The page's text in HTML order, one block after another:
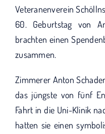
Veteranenverein
60. Geburtstag von
brachten einen
zusammen.
Zimmerer Anton
das jüngste von fünf
Fahrt in die Uni-Klinik
hatten sie einen